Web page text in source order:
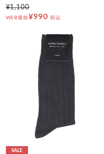
¥1,100
WEB価格¥990 税込
SALE